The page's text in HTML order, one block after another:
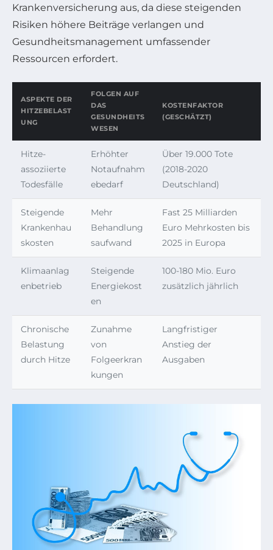
Krankenversicherung aus, da diese steigenden
Risiken höhere Beiträge verlangen und
Gesundheitsmanagement umfassender
Ressourcen erfordert.
ASPEKTE DER
HITZEBELAST
UNG
FOLGEN AUF
DAS
GESUNDHEITS
WESEN
KOSTENFAKTOR
(GESCHÄTZT)
Hitze-
assoziierte
Todesfälle
Erhöhter
Notaufnahm
ebedarf
Über 19.000 Tote
(2018-2020
Deutschland)
Steigende
Krankenhau
skosten
Mehr
Behandlung
saufwand
Fast 25 Milliarden
Euro Mehrkosten bis
2025 in Europa
Klimaanlag
enbetrieb
Steigende
Energiekost
en
100-180 Mio. Euro
zusätzlich jährlich
Chronische
Belastung
durch Hitze
Zunahme
von
Folgeerkran
kungen
Langfristiger
Anstieg der
Ausgaben